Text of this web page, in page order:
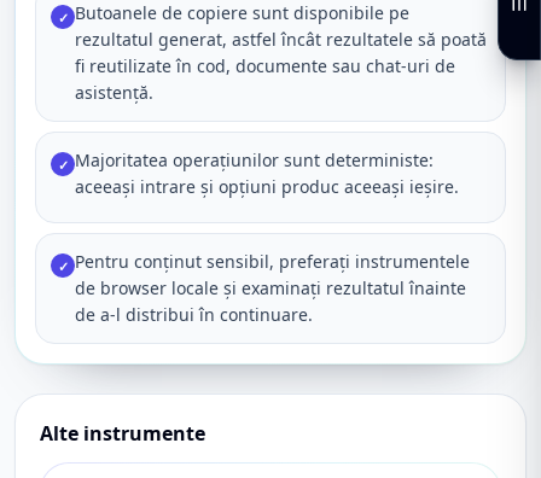
✓ Butoanele de copiere sunt disponibile pe
rezultatul generat, astfel încât rezultatele să poată
fi reutilizate în cod, documente sau chat-uri de
asistență.
✓ Majoritatea operațiunilor sunt deterministe:
aceeași intrare și opțiuni produc aceeași ieșire.
✓ Pentru conținut sensibil, preferați instrumentele
de browser locale și examinați rezultatul înainte
de a-l distribui în continuare.
Alte instrumente